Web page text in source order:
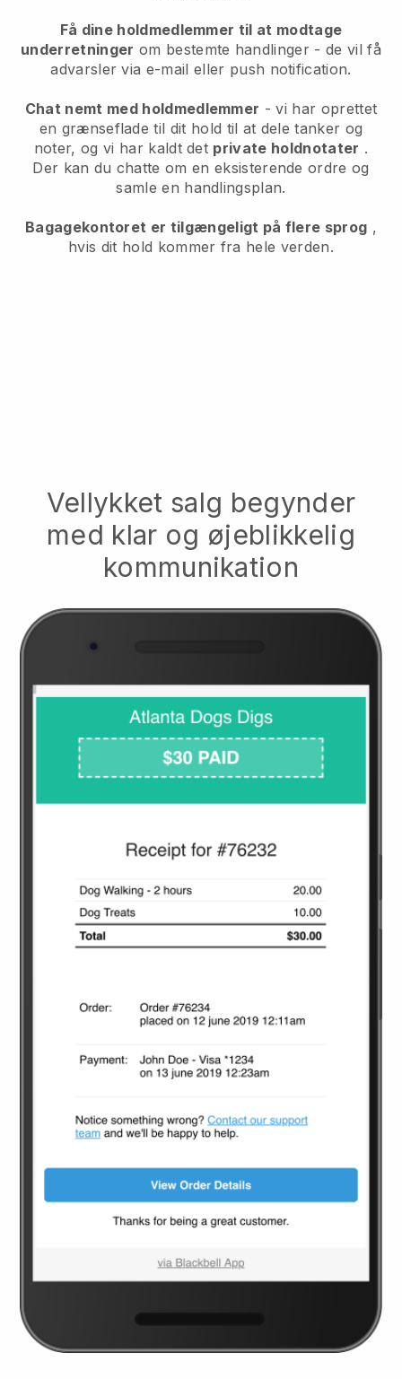
Få dine holdmedlemmer til at modtage
underretninger om bestemte handlinger - de vil få
advarsler via e-mail eller push notification.
Chat nemt med holdmedlemmer - vi har oprettet
en grænseflade til dit hold til at dele tanker og
noter, og vi har kaldt det private holdnotater .
Der kan du chatte om en eksisterende ordre og
samle en handlingsplan.
Bagagekontoret er tilgængeligt på flere sprog ,
hvis dit hold kommer fra hele verden.
Vellykket salg begynder
med klar og øjeblikkelig
kommunikation